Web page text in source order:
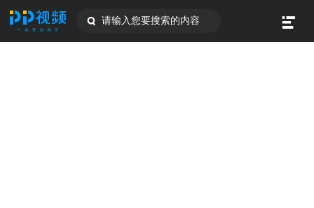
请输入您要搜索的内容